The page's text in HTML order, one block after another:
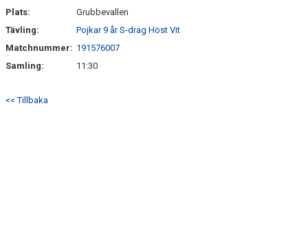
Plats:
Grubbevallen
Tävling:
Pojkar 9 år S-drag Höst Vit
Matchnummer: 191576007
Samling:
11:30
<< Tillbaka